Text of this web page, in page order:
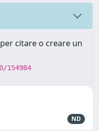
citare o creare un
154984
ND